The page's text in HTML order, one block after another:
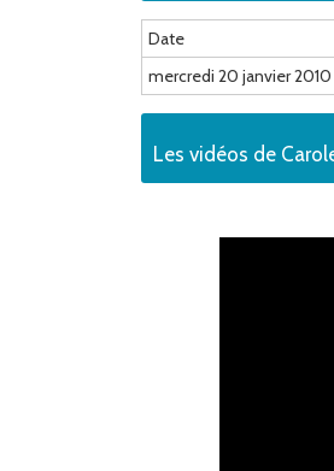
Date
mercredi 20 janvier 2010
Les vidéos de